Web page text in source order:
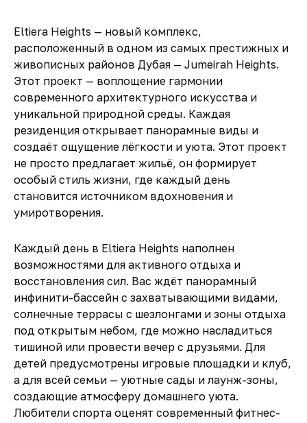
Eltiera Heights — новый комплекс,
расположенный в одном из самых престижных и
живописных районов Дубая — Jumeirah Heights.
Этот проект — воплощение гармонии
современного архитектурного искусства и
уникальной природной среды. Каждая
резиденция открывает панорамные виды и
создаёт ощущение лёгкости и уюта. Этот проект
не просто предлагает жильё, он формирует
особый стиль жизни, где каждый день
становится источником вдохновения и
умиротворения.
Каждый день в Eltiera Heights наполнен
возможностями для активного отдыха и
восстановления сил. Вас ждёт панорамный
инфинити-бассейн с захватывающими видами,
солнечные террасы с шезлонгами и зоны отдыха
под открытым небом, где можно насладиться
тишиной или провести вечер с друзьями. Для
детей предусмотрены игровые площадки и клуб,
а для всей семьи — уютные сады и лаунж-зоны,
создающие атмосферу домашнего уюта.
Любители спорта оценят современный фитнес-